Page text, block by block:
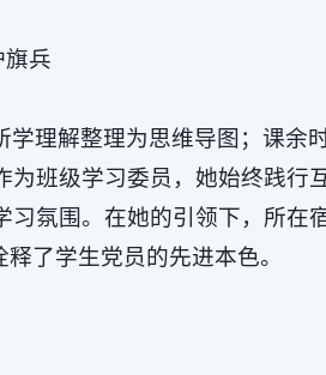
兵
理解整理为思维导图；课余
班级学习委员，她始终践行
氛围。在她的引领下，所在
了学生党员的先进本色。